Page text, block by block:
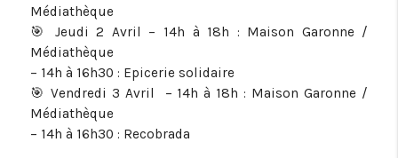
Médiathèque
🎯 Jeudi 2 Avril – 14h à 18h : Maison Garonne /
Médiathèque
– 14h à 16h30 : Epicerie solidaire
🎯 Vendredi 3 Avril – 14h à 18h : Maison Garonne /
Médiathèque
– 14h à 16h30 : Recobrada